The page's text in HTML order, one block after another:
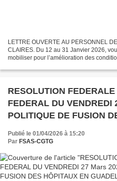
LETTRE OUVERTE AU PERSONNEL
CLAIRES. Du 12 au 31 Janvier 2026,
mobiliser pour l’amélioration des
RESOLUTION FEDERALE au CONSEIL
FEDERAL DU
POLITIQUE DE FUSION
GUADELOUPE.
Publié le 01/04/2026 à 15:20
Par FSAS-CGTG